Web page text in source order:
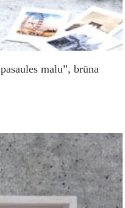
malu”, brūna